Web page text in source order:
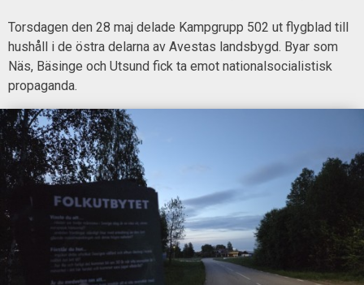
Torsdagen den 28 maj delade Kampgrupp 502 ut flygblad till
hushåll i de östra delarna av Avestas landsbygd. Byar som
Näs, Bäsinge och Utsund fick ta emot nationalsocialistisk
propaganda.